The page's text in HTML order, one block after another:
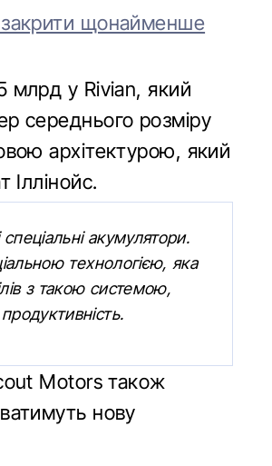
щонайменше
млрд у Rivian, який
середнього розміру
архітектурою, який
Іллінойс.
акумулятори.
технологією, яка
з такою системою,
Motors також
нову